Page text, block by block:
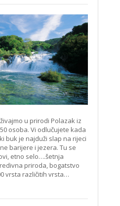
u prirodi Polazak iz
osoba. Vi odlučujete kada
buk je najduži slap na rijeci
barijere i jezera. Tu se
etno selo….šetnja
priroda, bogatstvo
vrsta različitih vrsta…